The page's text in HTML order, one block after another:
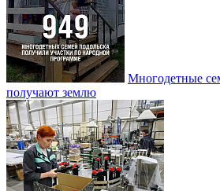
Многодетные
получают землю